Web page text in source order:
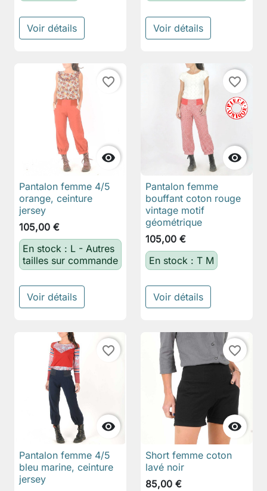
Voir détails Voir détails

favorite_border
Pantalon femme 4/5
orange, ceinture
jersey
105,00 €
En stock : L - Autres
tailles sur commande
Voir détails

favorite_border
Pantalon femme
bouffant coton rouge
vintage motif
géométrique
105,00 €
En stock : T M
Voir détails

favorite_border
Pantalon femme 4/5
bleu marine, ceinture
jersey

favorite_border
Short femme coton
lavé noir
85,00 €